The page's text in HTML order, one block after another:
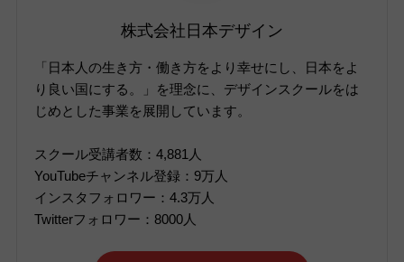
株式会社日本デザイン
「日本人の生き方・働き方をより幸せにし、日本をよ
り良い国にする。」を理念に、デザインスクールをは
じめとした事業を展開しています。
スクール受講者数：4,881人
YouTubeチャンネル登録：9万人
インスタフォロワー：4.3万人
Twitterフォロワー：8000人